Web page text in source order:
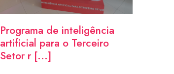
Programa de inteligência
artificial para o Terceiro
Setor r [...]